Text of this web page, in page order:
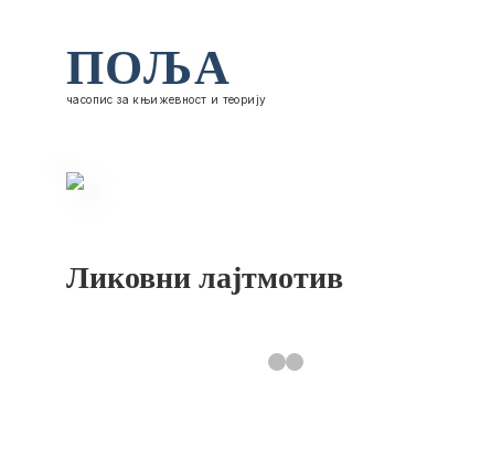
ПОЉА
часопис за књижевност и теорију
Ликовни лајтмотив